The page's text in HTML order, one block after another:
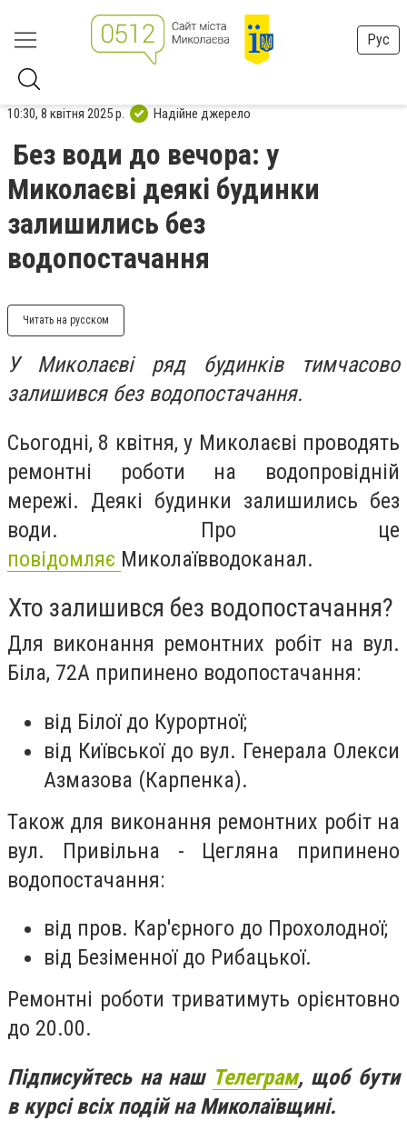
Рус
10:30, 8 квітня 2025 р. Надійне джерело
Без води до вечора: у
Миколаєві деякі будинки
залишились без
водопостачання
Читать на русском
У Миколаєві ряд будинків тимчасово
залишився без водопостачання.
Сьогодні, 8 квітня, у Миколаєві проводять
ремонтні роботи на водопровідній
мережі. Деякі будинки залишились без
води. Про це
повідомляє Миколаївводоканал.
Хто залишився без водопостачання?
Для виконання ремонтних робіт на вул.
Біла, 72А припинено водопостачання:
від Білої до Курортної;
від Київської до вул. Генерала Олекси
Азмазова (Карпенка).
Також для виконання ремонтних робіт на
вул. Привільна - Цегляна припинено
водопостачання:
від пров. Кар'єрного до Прохолодної;
від Безіменної до Рибацької.
Ремонтні роботи триватимуть орієнтовно
до 20.00.
Підписуйтесь на наш Телеграм, щоб бути
в курсі всіх подій на Миколаївщині.